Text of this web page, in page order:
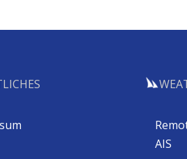
AIS